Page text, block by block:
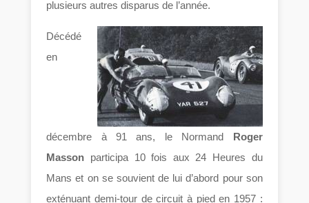
plusieurs autres disparus de l’année.
Décédé
en
décembre à 91 ans, le Normand Roger
Masson participa 10 fois aux 24 Heures du
Mans et on se souvient de lui d’abord pour son
exténuant demi-tour de circuit à pied en 1957 :